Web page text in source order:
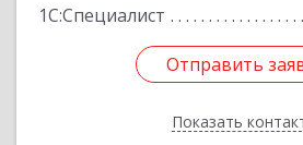
1С:Специалист
Отправить
Показать
Отправить
Назад